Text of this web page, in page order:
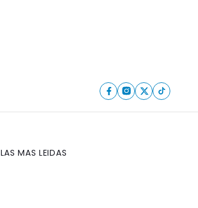
LAS MAS LEIDAS